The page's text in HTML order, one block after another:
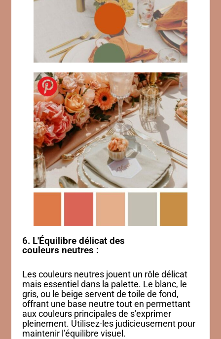
6. L'Équilibre délicat des
couleurs neutres :
Les couleurs neutres jouent un rôle délicat
mais essentiel dans la palette. Le blanc, le
gris, ou le beige servent de toile de fond,
offrant une base neutre tout en permettant
aux couleurs principales de s’exprimer
pleinement. Utilisez-les judicieusement pour
maintenir l’équilibre visuel.